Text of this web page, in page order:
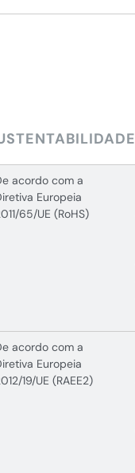
acordo com a
Europeia
65/UE (RoHS)
acordo com a
Europeia
19/UE (RAEE2)